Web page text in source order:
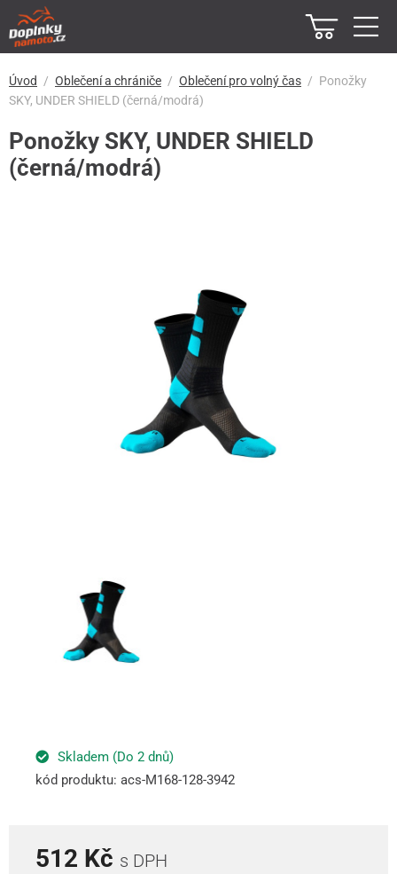
Úvod Oblečení a chrániče Oblečení pro volný čas
Ponožky
SKY, UNDER SHIELD (černá/modrá)
Ponožky SKY, UNDER SHIELD
(černá/modrá)
Skladem (Do 2 dnů)
kód produktu: acs-M168-128-3942
512 Kč s DPH